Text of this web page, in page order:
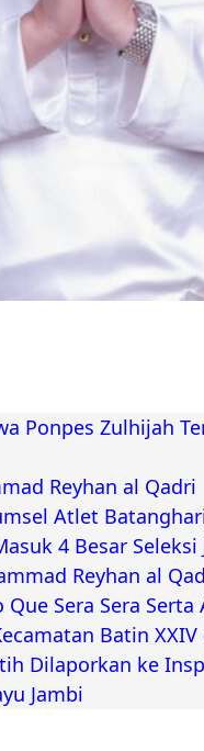
Ponpes Zulhijah
Reyhan al Qadri
Atlet
4 Besar Seleksi
Reyhan al
Que Sera Sera
Batin
Dilaporkan ke
Jambi